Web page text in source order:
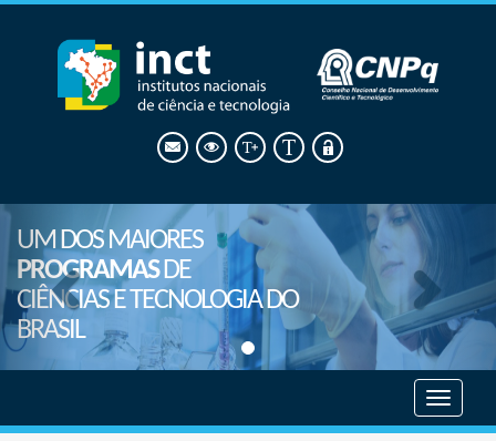
UM DOS MAIORES
PROGRAMASDE
CIÊNCIAS E TECNOLOGIA DO
BRASIL
menu